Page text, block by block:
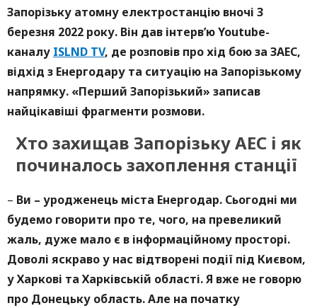
Запорізьку атомну електростанцію вночі 3
березня 2022 року. Він дав інтерв’ю Youtube-
каналу ISLND TV, де розповів про хід бою за ЗАЕС,
відхід з Енергодару та ситуацію на Запорізькому
напрямку. «Перший Запорізький» записав
найцікавіші фрагменти розмови.
Хто захищав Запорізьку АЕС і як
починалось захоплення станції
– Ви – уродженець міста Енергодар. Сьогодні ми
будемо говорити про те, чого, на превеликий
жаль, дуже мало є в інформаційному просторі.
Доволі яскраво у нас відтворені події під Києвом,
у Харкові та Харківській області. Я вже не говорю
про Донецьку область. Але на початку